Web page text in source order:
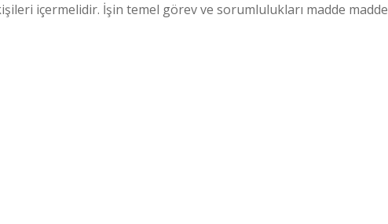
içermelidir. İşin temel görev ve sorumlulukları madde madde